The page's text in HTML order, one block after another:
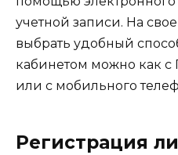
учетной записи. На
выбрать удобный
кабинетом можно как с
или с мобильного
Регистрация